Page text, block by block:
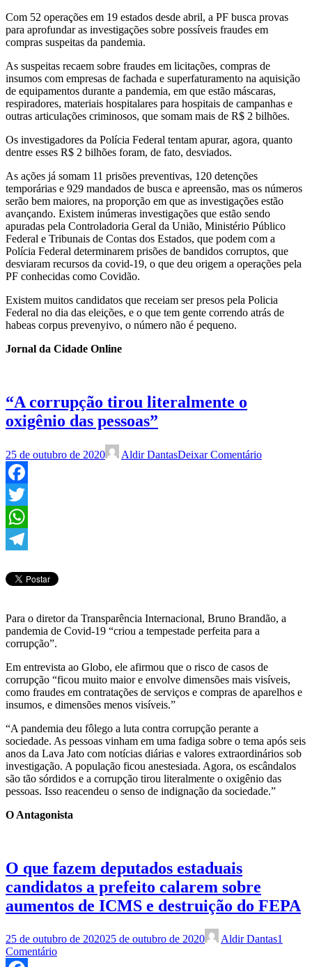
Com 52 operações em 19 estados desde abril, a PF busca provas
para aprofundar as investigações sobre possíveis fraudes em
compras suspeitas da pandemia.
As suspeitas recaem sobre fraudes em licitações, compras de
insumos com empresas de fachada e superfaturamento na aquisição
de equipamentos durante a pandemia, em que estão máscaras,
respiradores, materiais hospitalares para hospitais de campanhas e
outras articulações criminosos, que somam mais de R$ 2 bilhões.
Os investigadores da Polícia Federal tentam apurar, agora, quanto
dentre esses R$ 2 bilhões foram, de fato, desviados.
As ações já somam 11 prisões preventivas, 120 detenções
temporárias e 929 mandados de busca e apreensão, mas os números
serão bem maiores, na proporção em que as investigações estão
avançando. Existem inúmeras investigações que estão sendo
apuradas pela Controladoria Geral da União, Ministério Público
Federal e Tribunais de Contas dos Estados, que podem com a
Polícia Federal determinarem prisões de bandidos corruptos, que
desviaram recursos da covid-19, o que deu origem a operações pela
PF conhecidas como Covidão.
Existem muitos candidatos que receiam ser presos pela Policia
Federal no dia das eleições, e o que tem gente correndo atrás de
habeas corpus prevenyivo, o número não é pequeno.
Jornal da Cidade Online
“A corrupção tirou literalmente o
oxigênio das pessoas”
25 de outubro de 2020 Aldir DantasDeixar Comentário
Facebook
Twitter
WhatsApp
Para o diretor da Transparência Internacional, Bruno Brandão, a
pandemia de Covid-19 “criou a tempestade perfeita para a
corrupção”.
Em entrevista ao Globo, ele afirmou que o risco de casos de
corrupção “ficou muito maior e envolve dimensões mais visíveis,
como fraudes em contratações de serviços e compras de aparelhos e
insumos, e dimensões menos visíveis.”
“A pandemia deu fôlego a luta contra corrupção perante a
sociedade. As pessoas vinham em uma fadiga sobre o tema após seis
anos da Lava Jato com notícias diárias e valores extraordinários sob
investigação. A população ficou anestesiada. Agora, os escândalos
são tão sórdidos e a corrupção tirou literalmente o oxigênio das
pessoas. Isso reacendeu o senso de indignação da sociedade.”
O Antagonista
O que fazem deputados estaduais
candidatos a prefeito calarem sobre
aumentos de ICMS e destruição do FEPA
25 de outubro de 202025 de outubro de 2020 Aldir Dantas1
Comentário